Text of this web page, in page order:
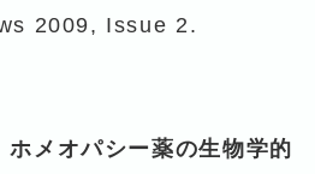
2009, Issue 2.
ホメオパシー薬の生物学的